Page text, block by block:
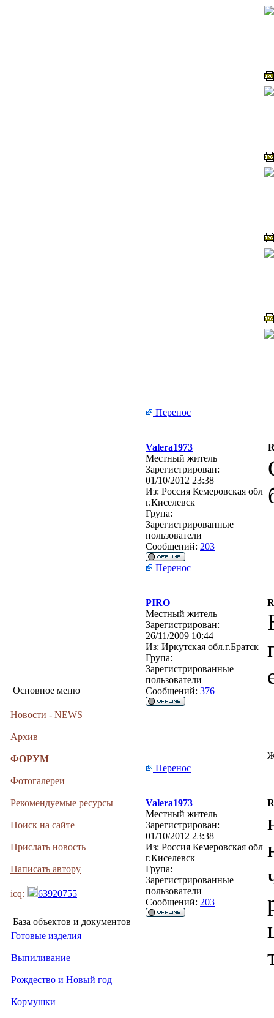
Основное меню
Новости - NEWS
Архив
ФОРУМ
Фотогалереи
Рекомендуемые ресурсы
Поиск на сайте
Прислать новость
Написать автору
icq: 63920755
База объектов и документов
Готовые изделия
Выпиливание
Рождество и Новый год
Кормушки
Перенос
Valera1973
Местный житель
Зарегистрирован:
01/10/2012 23:38
Из: Россия Кемеровская обл
г.Киселевск
Група:
Зарегистрированные
пользователи
Сообщений: 203
Перенос
PIRO
Местный житель
Зарегистрирован:
26/11/2009 10:44
Из: Иркутская обл.г.Братск
Група:
Зарегистрированные
пользователи
Сообщений: 376
Перенос
Valera1973
Местный житель
Зарегистрирован:
01/10/2012 23:38
Из: Россия Кемеровская обл
г.Киселевск
Група:
Зарегистрированные
пользователи
Сообщений: 203